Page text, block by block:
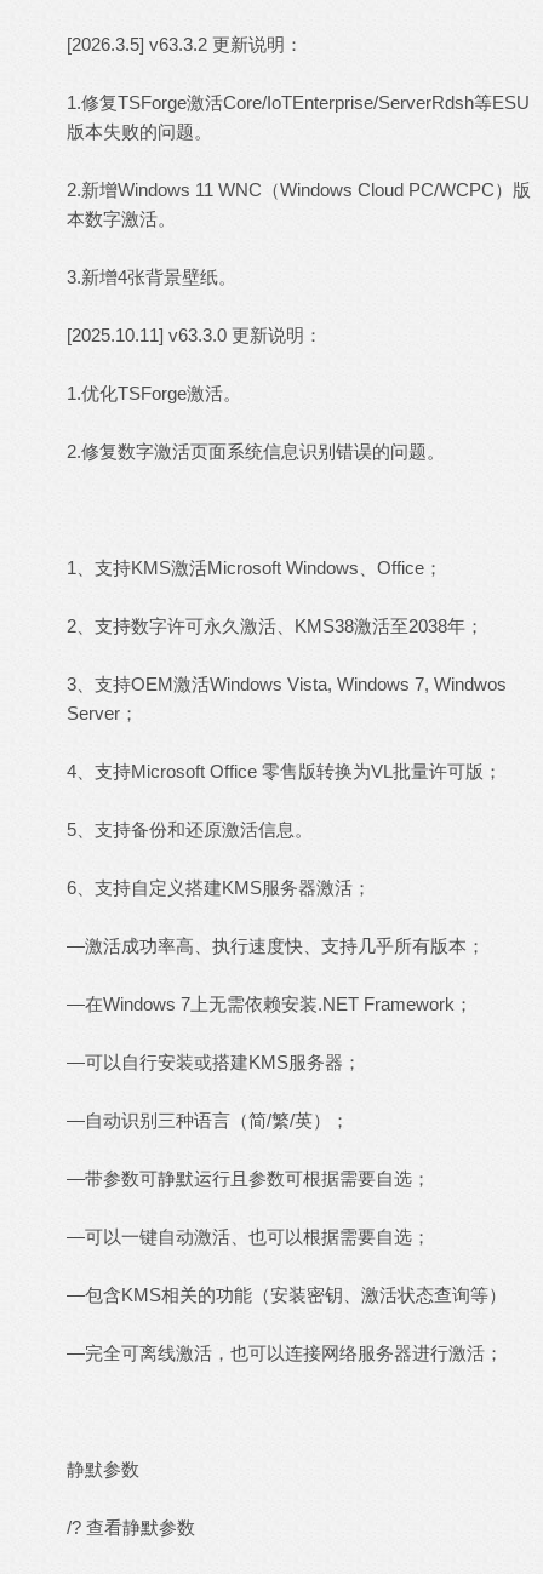
[2026.3.5] v63.3.2 更新说明：
1.修复TSForge激活Core/IoTEnterprise/ServerRdsh等ESU
版本失败的问题。
2.新增Windows 11 WNC（Windows Cloud PC/WCPC）版
本数字激活。
3.新增4张背景壁纸。
[2025.10.11] v63.3.0 更新说明：
1.优化TSForge激活。
2.修复数字激活页面系统信息识别错误的问题。
1、支持KMS激活Microsoft Windows、Office；
2、支持数字许可永久激活、KMS38激活至2038年；
3、支持OEM激活Windows Vista, Windows 7, Windwos
Server；
4、支持Microsoft Office 零售版转换为VL批量许可版；
5、支持备份和还原激活信息。
6、支持自定义搭建KMS服务器激活；
—激活成功率高、执行速度快、支持几乎所有版本；
—在Windows 7上无需依赖安装.NET Framework；
—可以自行安装或搭建KMS服务器；
—自动识别三种语言（简/繁/英）；
—带参数可静默运行且参数可根据需要自选；
—可以一键自动激活、也可以根据需要自选；
—包含KMS相关的功能（安装密钥、激活状态查询等）
—完全可离线激活，也可以连接网络服务器进行激活；
静默参数
/? 查看静默参数